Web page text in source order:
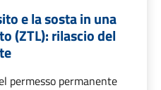
e la sosta in una
(ZTL): rilascio del
permesso permanente